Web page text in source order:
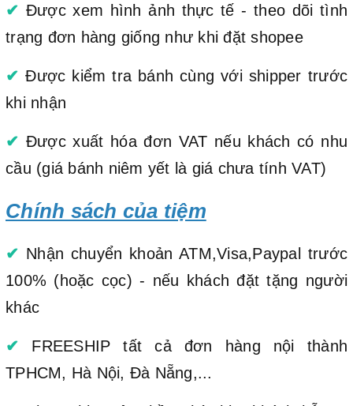
✔ Được xem hình ảnh thực tế - theo dõi tình
trạng đơn hàng giống như khi đặt shopee
✔ Được kiểm tra bánh cùng với shipper trước
khi nhận
✔ Được xuất hóa đơn VAT nếu khách có nhu
cầu (giá bánh niêm yết là giá chưa tính VAT)
Chính sách của tiệm
✔ Nhận chuyển khoản ATM,Visa,Paypal trước
100% (hoặc cọc) - nếu khách đặt tặng người
khác
✔ FREESHIP tất cả đơn hàng nội thành
TPHCM, Hà Nội, Đà Nẵng,...